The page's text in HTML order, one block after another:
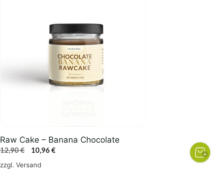
Raw Cake – Banana Chocolate
12,90€
Ursprünglicher
Preis
10,96€Aktueller
zzgl. Versand